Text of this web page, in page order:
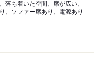
落ち着いた空間、席が広い、
、ソファー席あり、電源あり